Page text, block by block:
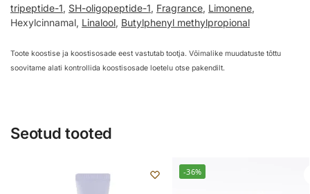
tripeptide-1, SH-oligopeptide-1, Fragrance, Limonene,
Hexylcinnamal, Linalool, Butylphenyl methylpropional
Toote koostise ja koostisosade eest vastutab tootja. Võimalike muudatuste tõttu
soovitame alati kontrollida koostisosade loetelu otse pakendilt.
Seotud tooted
-36%